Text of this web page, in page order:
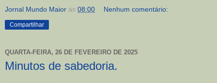
Jornal Mundo Maior às 08:00 Nenhum comentário:
Compartilhar
QUARTA-FEIRA, 26 DE FEVEREIRO DE 2025
Minutos de sabedoria.